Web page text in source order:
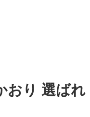
おり 選ばれ